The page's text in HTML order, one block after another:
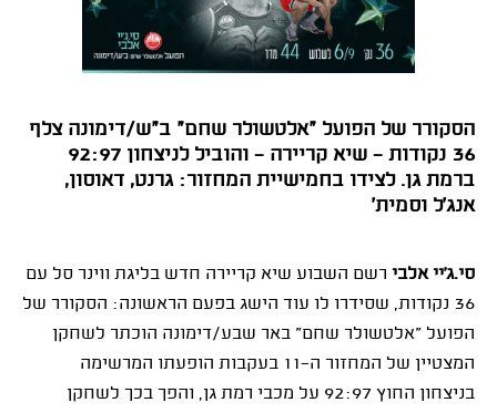
הסקורר של הפועל "אלטשולר שחם" ב"ש/דימונה צלף
36 נקודות - שיא קריירה - והוביל לניצחון 92:97
ברמת גן. לצידו בחמישיית המחזור: גרנט, דאוסון,
אנג'ל וסמית'
סי.ג'יי אלבי רשם השבוע שיא קריירה חדש בליגת ווינר סל עם
36 נקודות, שסידרו לו עוד הישג בפעם הראשונה: הסקורר של
הפועל "אלטשולר שחם" באר שבע/דימונה הוכתר לשחקן
המצטיין של המחזור ה-11 בעקבות הופעתו המרשימה
בניצחון החוץ 92:97 על מכבי רמת גן, והפך בכך לשחקן